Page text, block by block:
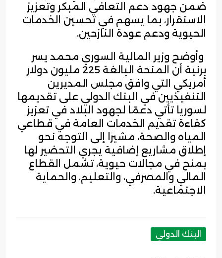
ضمن جهود دعم التعافي المبكر وتعزيز
الاستقرار، بما يسهم في تحسين الخدمات
الحيوية ودعم عودة النازحين.
وأوضح وزير المالية السوري محمد يسر
برنية أن المنحة البالغة 225 مليون دولار
أمريكي التي وافق مجلس المديرين
التنفيذيين في البنك الدولي على تقديمها
لسوريا تأتي دعمًا لجهود البلاد في تعزيز
كفاءة تقديم الخدمات العامة في قطاعي
المياه والصحة، مشيرًا إلى التوجه نحو
إطلاق مشاريع إضافية يجري التحضير لها
بمنح في مجالات حيوية، تشمل القطاع
المالي والمصرفي، والتعليم، والحماية
الاجتماعية.
البنك الدولي